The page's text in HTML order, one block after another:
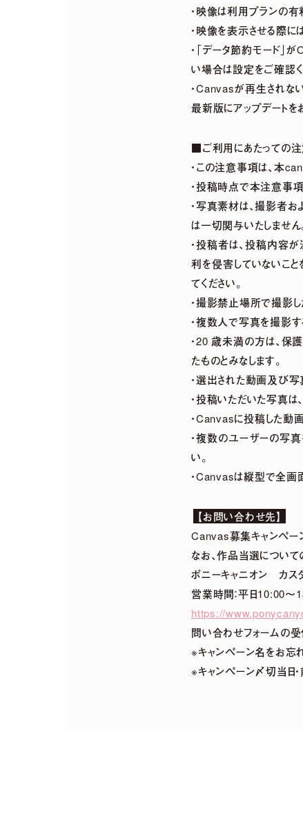
【harmoe】『Tilt』
・映像は利用プランの
・映像を表示させる際に
・「データ節約モード
い場合は設定をご確認く
・Canvasが再生されな
最新版にアップデートを
■ご利用にあたっての
・この注意事項は、本
・投稿時点で本注意事
・写真素材は、撮影者
は一切関与いたしません
・投稿者は、投稿内容
利を侵害していないこと
てください。
・撮影禁止場所で撮影
・複数人で写真を撮影
・20 歳未満の方は、保
たものとみなします。
・選出された動画及び
・投稿いただいた写真は
・Canvasに投稿した動
・複数のユーザーの写
い。
・Canvasは縦型で全画
【お問い合わせ先】
Canvas募集キャンペー
なお、作品当選について
ポニーキャニオン カス
営業時間：平日10:00～
https://
問い合わせフォームの
※キャンペーン名をお忘
※キャンペーン〆切当日